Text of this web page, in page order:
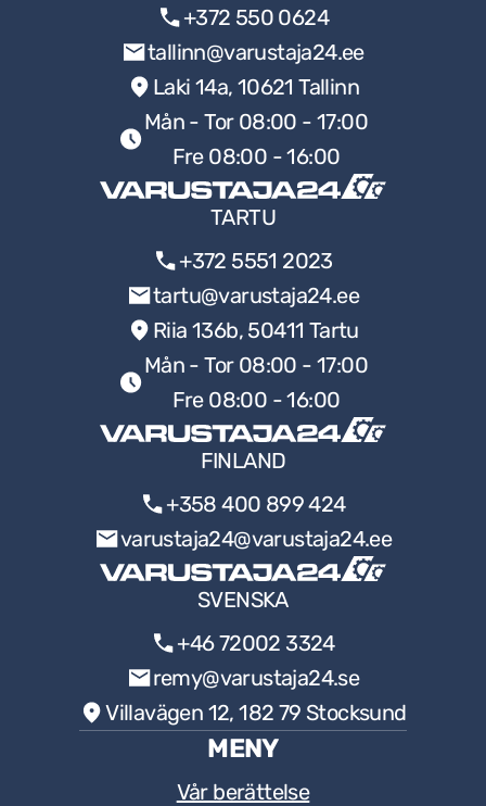
+372 550 0624
tallinn@varustaja24.ee
Laki 14a, 10621 Tallinn
Mån - Tor 08:00 - 17:00
Fre 08:00 - 16:00
TARTU
+372 5551 2023
tartu@varustaja24.ee
Riia 136b, 50411 Tartu
Mån - Tor 08:00 - 17:00
Fre 08:00 - 16:00
FINLAND
+358 400 899 424
varustaja24@varustaja24.ee
SVENSKA
+46 72002 3324
remy@varustaja24.se
Villavägen 12, 182 79 Stocksund
MENY
Vår berättelse